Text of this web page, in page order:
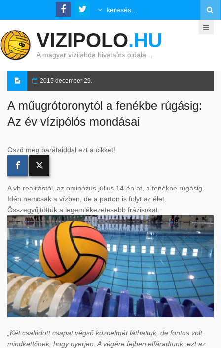
VIZIPOLO.HU
A magyar vízilabda hivatalos oldala…
2015 december 29.
A műugrótoronytól a fenékbe rúgásig:
Az év vízipólós mondásai
Oszd meg barátaiddal ezt a cikket!
A vb realitástól, az ominózus július 14-én át, a fenékbe rúgásig.
Idén nemcsak a vízben, de a parton is folyt az élet.
Összegyűjtöttük a legemlékezetesebb frázisokat.
„Két csalódott csapat végső küzdelmét láthattuk, de fontos volt
mindkettőnek, hogy nyerjen. A végére fejben elfáradtunk, ezt az